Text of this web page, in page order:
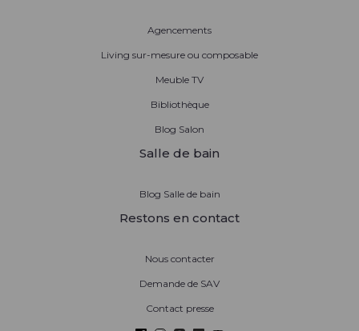
Agencements
Living sur-mesure ou composable
Meuble TV
Bibliothèque
Blog Salon
Salle de bain
Blog Salle de bain
Restons en contact
Nous contacter
Demande de SAV
Contact presse